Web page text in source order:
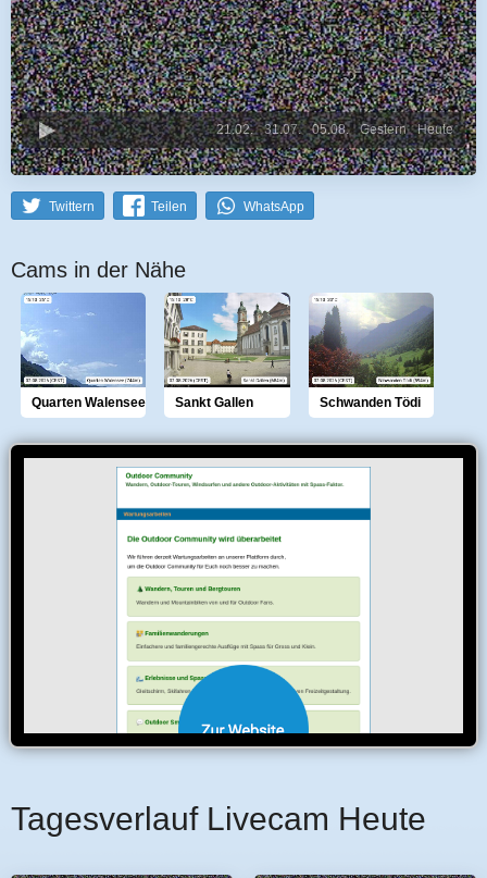
Heute
Gestern
05.08.
31.07.
21.02.
Twittern Teilen WhatsApp
Cams in der Nähe
Quarten Walensee Sankt Gallen Schwanden Tödi
Tagesverlauf Livecam Heute